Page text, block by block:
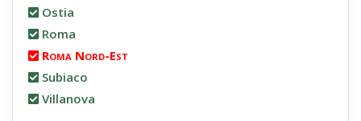
Ostia
Roma
Roma Nord-Est
Subiaco
Villanova